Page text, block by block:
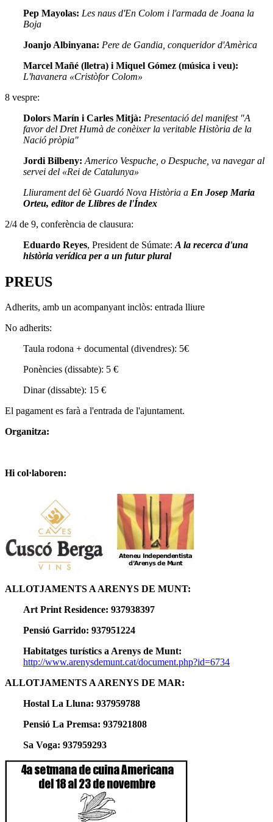
Pep Mayolas: Les naus d'En Colom i l'armada de Joana la
Boja
Joanjo Albinyana: Pere de Gandia, conqueridor d'Amèrica
Marcel Mañé (lletra) i Miquel Gómez (música i veu):
L'havanera «Cristòfor Colom»
8 vespre:
Dolors Marín i Carles Mitjà: Presentació del manifest "A
favor del Dret Humà de conèixer la veritable Història de la
Nació pròpia"
Jordi Bilbeny: Americo Vespuche, o Despuche, va navegar al
servei del «Rei de Catalunya»
Lliurament del 6è Guardó Nova Història a En Josep Maria
Orteu, editor de Llibres de l'Índex
2/4 de 9, conferència de clausura:
Eduardo Reyes, President de Súmate: A la recerca d'una
història verídica per a un futur plural
PREUS
Adherits, amb un acompanyant inclòs: entrada lliure
No adherits:
Taula rodona + documental (divendres): 5€
Ponències (dissabte): 5 €
Dinar (dissabte): 15 €
El pagament es farà a l'entrada de l'ajuntament.
Organitza:
Hi col·laboren:
ALLOTJAMENTS A ARENYS DE MUNT:
Art Print Residence: 937938397
Pensió Garrido: 937951224
Habitatges turístics a Arenys de Munt:
http://www.arenysdemunt.cat/document.php?id=6734
ALLOTJAMENTS A ARENYS DE MAR:
Hostal La Lluna: 937959788
Pensió La Premsa: 937921808
Sa Voga: 937959293